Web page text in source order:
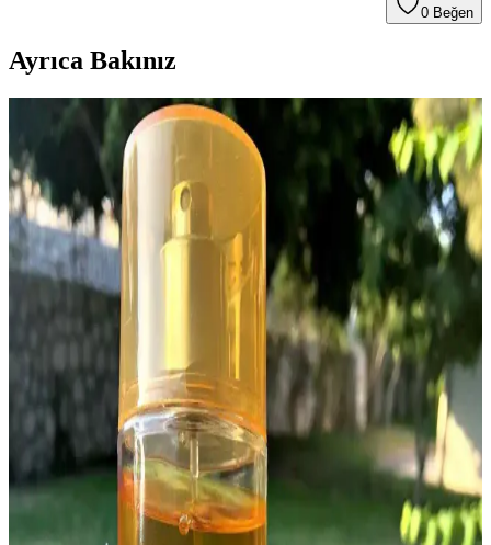
0 Beğen
Ayrıca Bakınız
Xo Hope Vücut Spreyi 150 ml Odunsu Ferahlatıcı
Kokusu ve Kullanım Özellikleri
Xo Hope Vücut Spreyi 150 ml, odunsu aromasıyla gün boyunca
ferah ve taze hissettirir, seyahat ve spor için ideal, hafif yapısı ve
kolay kullanımıyla hareketli yaşam tarzına uygundur.
Watsons Vücut Spreyleri: Yaz ve Günlük Kullanım
İçin En İyi Seçenekler
Watsons mağazalarında bulunan çeşitli vücut spreyleri ile yaz ve
günlük kullanımda ferahlık ve kalıcılık sağlayın. Doğru ürün seçimi
için ipuçları ve trendlerle dolu rehber.
Victoria's Secret Velvet Petals Vücut Spreyi: Hafif ve
Ferah Çiçekli Koku Deneyimi
Victoria's Secret Velvet Petals vücut spreyi, taze çiçek ve meyveli
notalarla hafif ve kalıcı bir koku sunar, genç ve dinamik kullanıcılar
için uygun, sınırlı stoklarla erişilebilir.